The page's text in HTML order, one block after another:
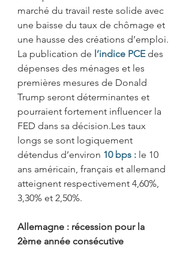
marché du travail reste solide avec
une baisse du taux de chômage et
une hausse des créations d’emploi.
La publication de l’indice PCE des
dépenses des ménages et les
premières mesures de Donald
Trump seront déterminantes et
pourraient fortement influencer la
FED dans sa décision.Les taux
longs se sont logiquement
détendus d’environ 10 bps : le 10
ans américain, français et allemand
atteignent respectivement 4,60%,
3,30% et 2,50%.
Allemagne : récession pour la
2ème année consécutive